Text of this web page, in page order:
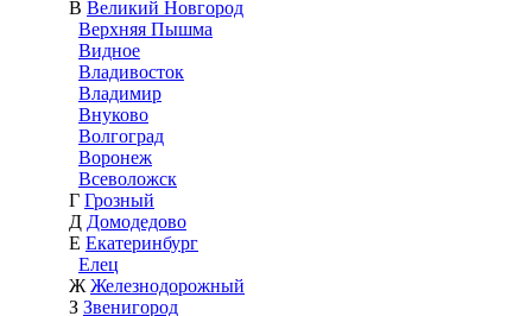
В Великий Новгород
Верхняя Пышма
Видное
Владивосток
Владимир
Внуково
Волгоград
Воронеж
Всеволожск
Г Грозный
Д Домодедово
Е Екатеринбург
Елец
Ж Железнодорожный
З Звенигород